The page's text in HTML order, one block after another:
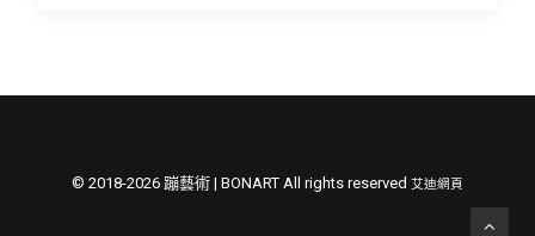
© 2018-2026 蹦藝術 | BONART All rights reserved 艾迪網頁